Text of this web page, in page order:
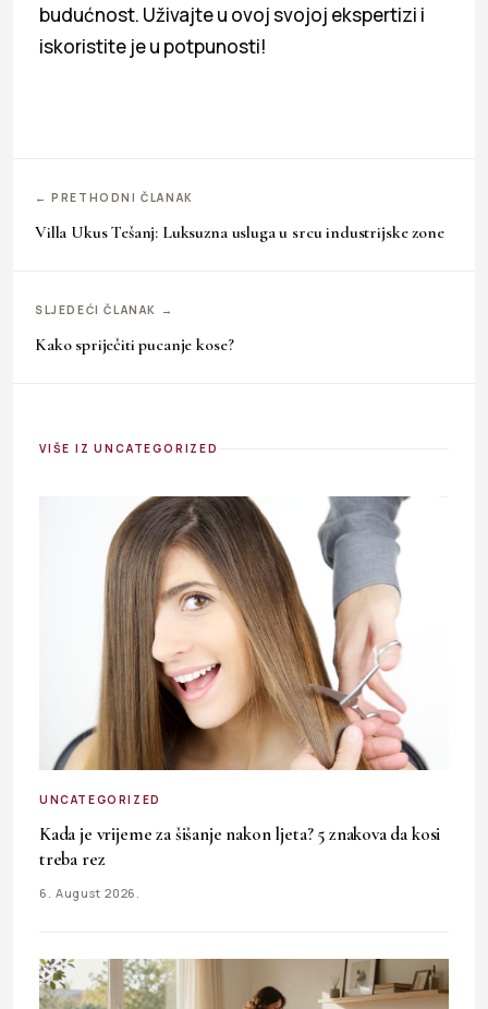
budućnost. Uživajte u ovoj svojoj ekspertizi i
iskoristite je u potpunosti!
← PRETHODNI ČLANAK
Villa Ukus Tešanj: Luksuzna usluga u srcu industrijske zone
SLJEDEĆI ČLANAK →
Kako spriječiti pucanje kose?
VIŠE IZ UNCATEGORIZED
UNCATEGORIZED
Kada je vrijeme za šišanje nakon ljeta? 5 znakova da kosi
treba rez
6. August 2026.